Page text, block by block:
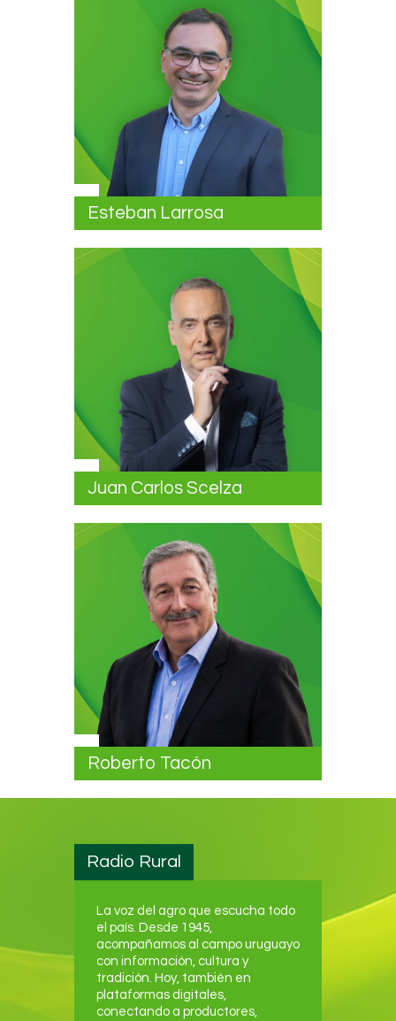
Esteban Larrosa
Juan Carlos Scelza
Roberto Tacón
Radio Rural
La voz del agro que escucha todo
el país. Desde 1945,
acompañamos al campo uruguayo
con información, cultura y
tradición. Hoy, también en
plataformas digitales,
conectando a productores,